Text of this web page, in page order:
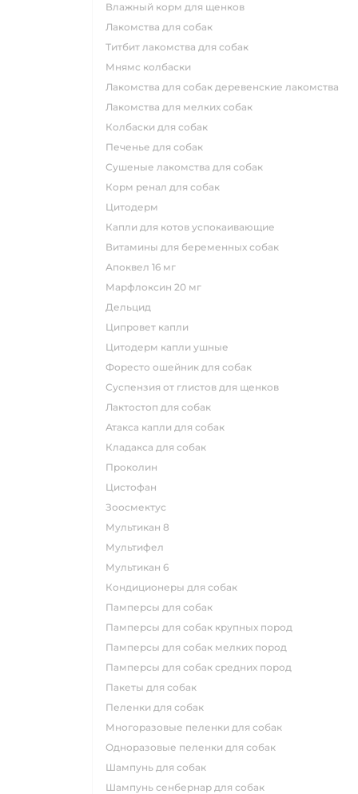
влажный корм для щенков
лакомства для собак
титбит лакомства для собак
мнямс колбаски
лакомства для собак деревенские лакомства
лакомства для мелких собак
колбаски для собак
печенье для собак
сушеные лакомства для собак
корм ренал для собак
цитодерм
капли для котов успокаивающие
витамины для беременных собак
апоквел 16 мг
марфлоксин 20 мг
дельцид
ципровет капли
цитодерм капли ушные
форесто ошейник для собак
суспензия от глистов для щенков
лактостоп для собак
атакса капли для собак
кладакса для собак
проколин
цистофан
зоосмектус
мультикан 8
мультифел
мультикан 6
кондиционеры для собак
памперсы для собак
памперсы для собак крупных пород
памперсы для собак мелких пород
памперсы для собак средних пород
пакеты для собак
пеленки для собак
многоразовые пеленки для собак
одноразовые пеленки для собак
шампунь для собак
шампунь сенбернар для собак